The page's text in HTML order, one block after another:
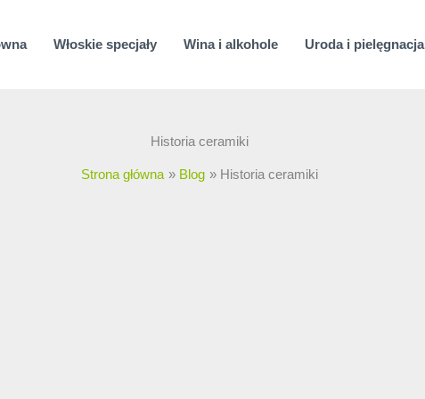
Włoskie specjały Wina i alkohole Uroda i pielęgnacja
Historia ceramiki
Strona główna Blog Historia ceramiki